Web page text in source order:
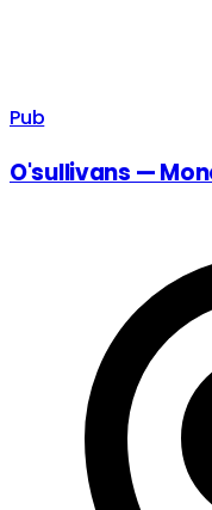
Pub
O'sullivans —